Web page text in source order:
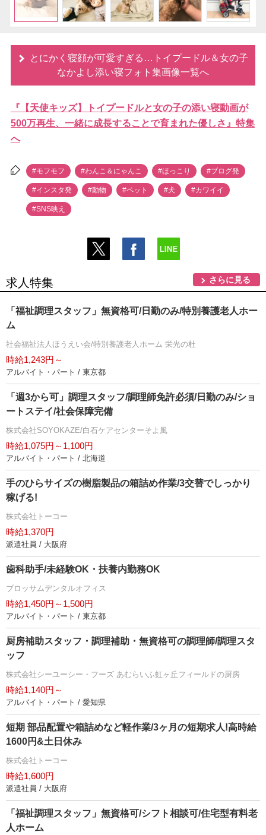
とにかく寝顔が可愛すぎる…トイプードル＆女の子
なかよし添い寝フォト集画像一覧へ
『【天使キッズ】トイプードルと女の子の添い寝動画が
500万再生、一緒に成長することで育まれた優しさ』特集
へ
#モフモフ #わんこ＆にゃんこ #ほっこり #ブログ発
#インスタ発 #動物 #ペット #犬 #カワイイ
#SNS映え
求人特集 さらに見る
「福祉調理スタッフ」無資格可/日勤のみ/特別養護老人ホー
ム
社会福祉法人ほうえい会/特別養護老人ホーム 栄光の杜
時給1,243円～
アルバイト・パート / 東京都
「週3から可」調理スタッフ/調理師免許必須/日勤のみ/ショ
ートステイ/社会保障完備
株式会社SOYOKAZE/白石ケアセンターそよ風
時給1,075円～1,100円
アルバイト・パート / 北海道
手のひらサイズの樹脂製品の箱詰め作業/3交替でしっかり
稼げる!
株式会社トーコー
時給1,370円
派遣社員 / 大阪府
歯科助手/未経験OK・扶養内勤務OK
ブロッサムデンタルオフィス
時給1,450円～1,500円
アルバイト・パート / 東京都
厨房補助スタッフ・調理補助・無資格可の調理師/調理スタ
ッフ
株式会社シーユーシー・フーズ あむらいふ虹ヶ丘フィールドの厨房
時給1,140円～
アルバイト・パート / 愛知県
短期 部品配置や箱詰めなど軽作業/3ヶ月の短期求人!高時給
1600円&土日休み
株式会社トーコー
時給1,600円
派遣社員 / 大阪府
「福祉調理スタッフ」無資格可/シフト相談可/住宅型有料老
人ホーム